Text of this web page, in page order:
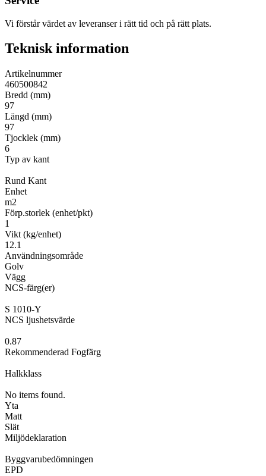
Vi förstår värdet av leveranser i rätt tid och på rätt plats.
Teknisk information
Artikelnummer
460500842
Bredd (mm)
97
Längd (mm)
97
Tjocklek (mm)
6
Typ av kant
Rund Kant
Enhet
m2
Förp.storlek (enhet/pkt)
1
Vikt (kg/enhet)
12.1
Användningsområde
Golv
Vägg
NCS-färg(er)
S 1010-Y
NCS ljushetsvärde
0.87
Rekommenderad Fogfärg
Halkklass
No items found.
Yta
Matt
Slät
Miljödeklaration
Byggvarubedömningen
EPD